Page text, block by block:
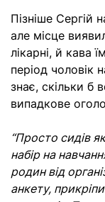
Пізніше Сергій
але місце
лікарні, й кава
період чоловік
знає, скільки б
випадкове
“Просто сидів
набір на
родин від
анкету,